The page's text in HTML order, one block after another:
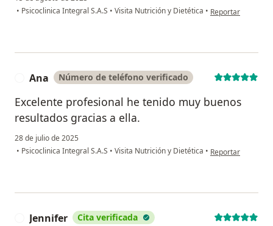
• Psicoclinica Integral S.A.S • Visita Nutrición y Dietética • en opinión del
Reportar
Ana Número de teléfono verificado
Excelente profesional he tenido muy buenos
resultados gracias a ella.
28 de julio de 2025
• Psicoclinica Integral S.A.S • Visita Nutrición y Dietética • en opinión del
Reportar
Jennifer Cita verificada